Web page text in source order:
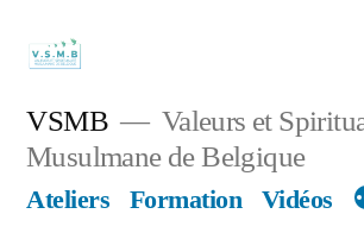
content
VSMB
Valeurs et
Musulmane de Belgique
Ateliers Formation Vidéos